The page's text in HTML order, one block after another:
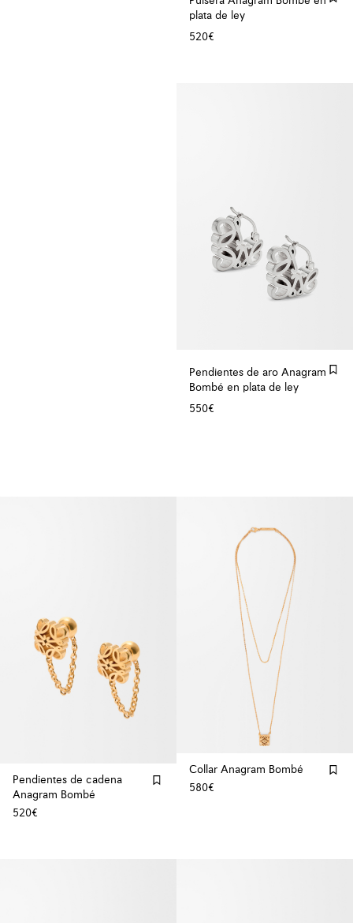
plata de ley
520€
Pendientes de aro Anagram
Bombé en plata de ley
550€
Pendientes de cadena
Anagram Bombé
520€
Collar Anagram Bombé
580€